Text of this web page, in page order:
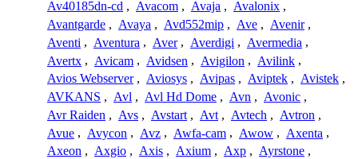
Av40185dn-cd , Avacom , Avaja , Avalonix ,
Avantgarde , Avaya , Avd552mip , Ave , Avenir ,
Aventi , Aventura , Aver , Averdigi , Avermedia ,
Avertx , Avicam , Avidsen , Avigilon , Avilink ,
Avios Webserver , Aviosys , Avipas , Aviptek , Avistek ,
AVKANS , Avl , Avl Hd Dome , Avn , Avonic ,
Avr Raiden , Avs , Avstart , Avt , Avtech , Avtron ,
Avue , Avycon , Avz , Awfa-cam , Awow , Axenta ,
Axeon , Axgio , Axis , Axium , Axp , Ayrstone ,